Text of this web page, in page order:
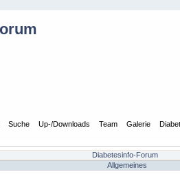
Suche Up-/Downloads Team Galerie
Diabetesinfo-Forum
Allgemeines